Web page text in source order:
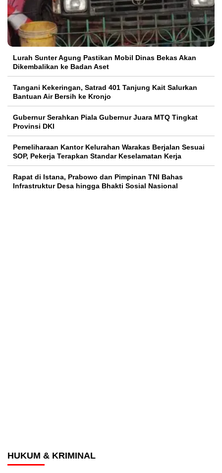
Lurah Sunter Agung Pastikan Mobil Dinas Bekas Akan
Dikembalikan ke Badan Aset
Tangani Kekeringan, Satrad 401 Tanjung Kait Salurkan
Bantuan Air Bersih ke Kronjo
Gubernur Serahkan Piala Gubernur Juara MTQ Tingkat
Provinsi DKI
Pemeliharaan Kantor Kelurahan Warakas Berjalan Sesuai
SOP, Pekerja Terapkan Standar Keselamatan Kerja
Rapat di Istana, Prabowo dan Pimpinan TNI Bahas
Infrastruktur Desa hingga Bhakti Sosial Nasional
HUKUM & KRIMINAL